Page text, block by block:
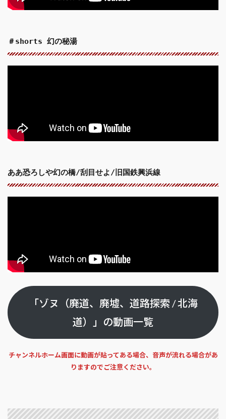
＃shorts 幻の秘湯
ああ恐ろしや幻の橋/刮目せよ/旧国鉄興浜線
「ゾヌ（廃道、廃墟、道路探索 / 北海
道）」の動画一覧
チャンネルホーム画面に動画が貼ってある場合、音声が流れる場合があ
りますのでご注意ください。